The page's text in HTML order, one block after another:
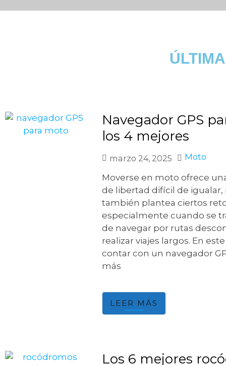
Navegador GPS
los 4 mejores
marzo 24, 2025 Moto
Moverse en moto ofrece
de libertad difícil de igualar,
también plantea ciertos
especialmente cuando se
de navegar por rutas
realizar viajes largos. En
contar con un navegador
más
LEER MÁS
Los 6 mejores